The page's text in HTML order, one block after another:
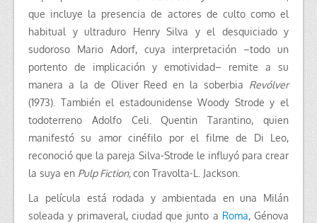
que incluye la presencia de actores de culto como el
habitual y ultraduro Henry Silva y el desquiciado y
sudoroso Mario Adorf, cuya interpretación –todo un
portento de implicación y emotividad– remite a su
manera a la de Oliver Reed en la soberbia Revólver
(1973). También el estadounidense Woody Strode y el
todoterreno Adolfo Celi. Quentin Tarantino, quien
manifestó su amor cinéfilo por el filme de Di Leo,
reconoció que la pareja Silva-Strode le influyó para crear
la suya en Pulp Fiction,con Travolta-L. Jackson.
La película está rodada y ambientada en una Milán
soleada y primaveral, ciudad que junto a Roma, Génova